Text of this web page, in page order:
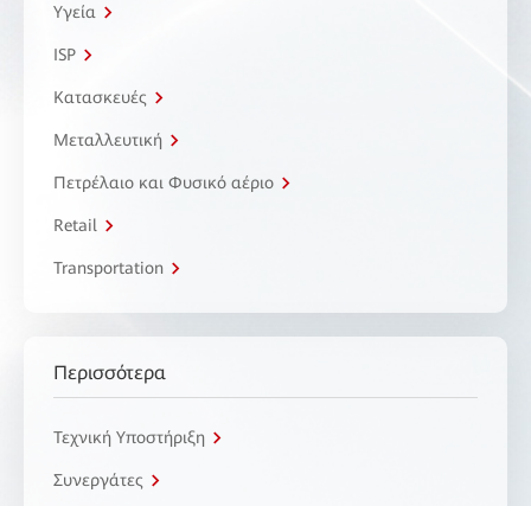
Υγεία
ISP
Κατασκευές
Μεταλλευτική
Πετρέλαιο και Φυσικό αέριο
Retail
Transportation
Περισσότερα
Τεχνική Υποστήριξη
Συνεργάτες